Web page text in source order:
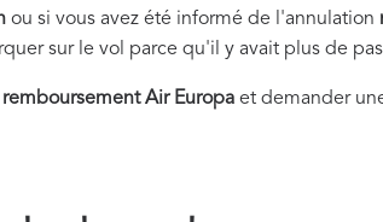
ou si vous avez été informé de l'annulation
sur le vol parce qu'il y avait plus de
remboursement Air Europa et demander